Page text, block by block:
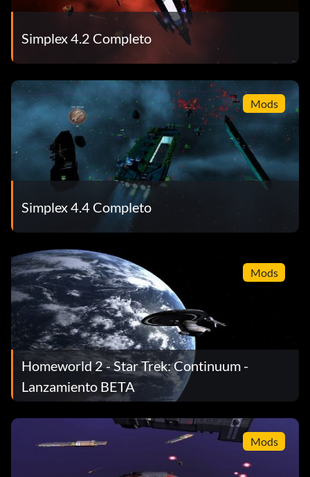
Simplex 4.2 Completo
Mods
Simplex 4.4 Completo
Mods
Homeworld 2 - Star Trek: Continuum -
Lanzamiento BETA
Mods